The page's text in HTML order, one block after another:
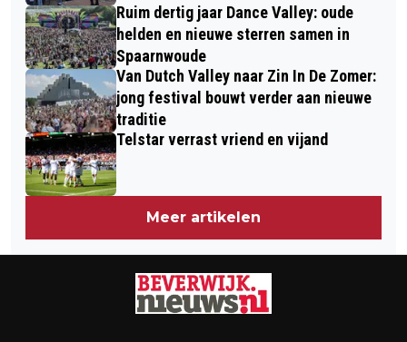
Ruim dertig jaar Dance Valley: oude
helden en nieuwe sterren samen in
Spaarnwoude
Van Dutch Valley naar Zin In De Zomer:
jong festival bouwt verder aan nieuwe
traditie
Telstar verrast vriend en vijand
Meer artikelen